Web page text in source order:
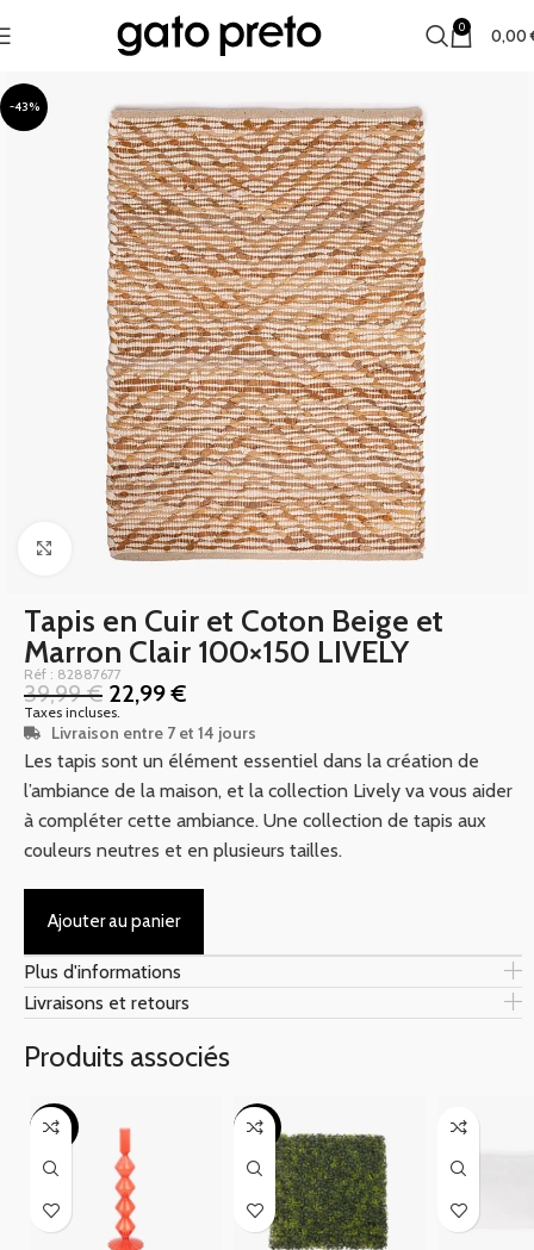
0 0,00
-43%
Click to enlarge
Tapis en Cuir et Coton Beige et
Marron Clair 100×150 LIVELY
Réf : 82887677
39,99€ 22,99€
Taxes incluses.
Livraison entre 7 et 14 jours
Les tapis sont un élément essentiel dans la création de
l’ambiance de la maison, et la collection Lively va vous aider
à compléter cette ambiance. Une collection de tapis aux
couleurs neutres et en plusieurs tailles.
Ajouter au panier
Plus d'informations
Livraisons et retours
Produits associés
-20% -38%